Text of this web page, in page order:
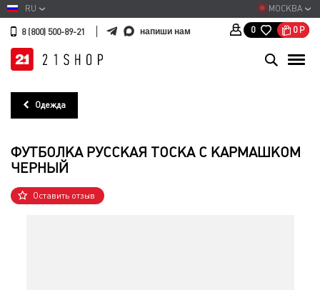
МОСКВА
RU
8 (800) 500-89-21 напиши нам 0 0 Р
Одежда
ФУТБОЛКА РУССКАЯ ТОСКА С КАРМАШКОМ
ЧЕРНЫЙ
Оставить отзыв